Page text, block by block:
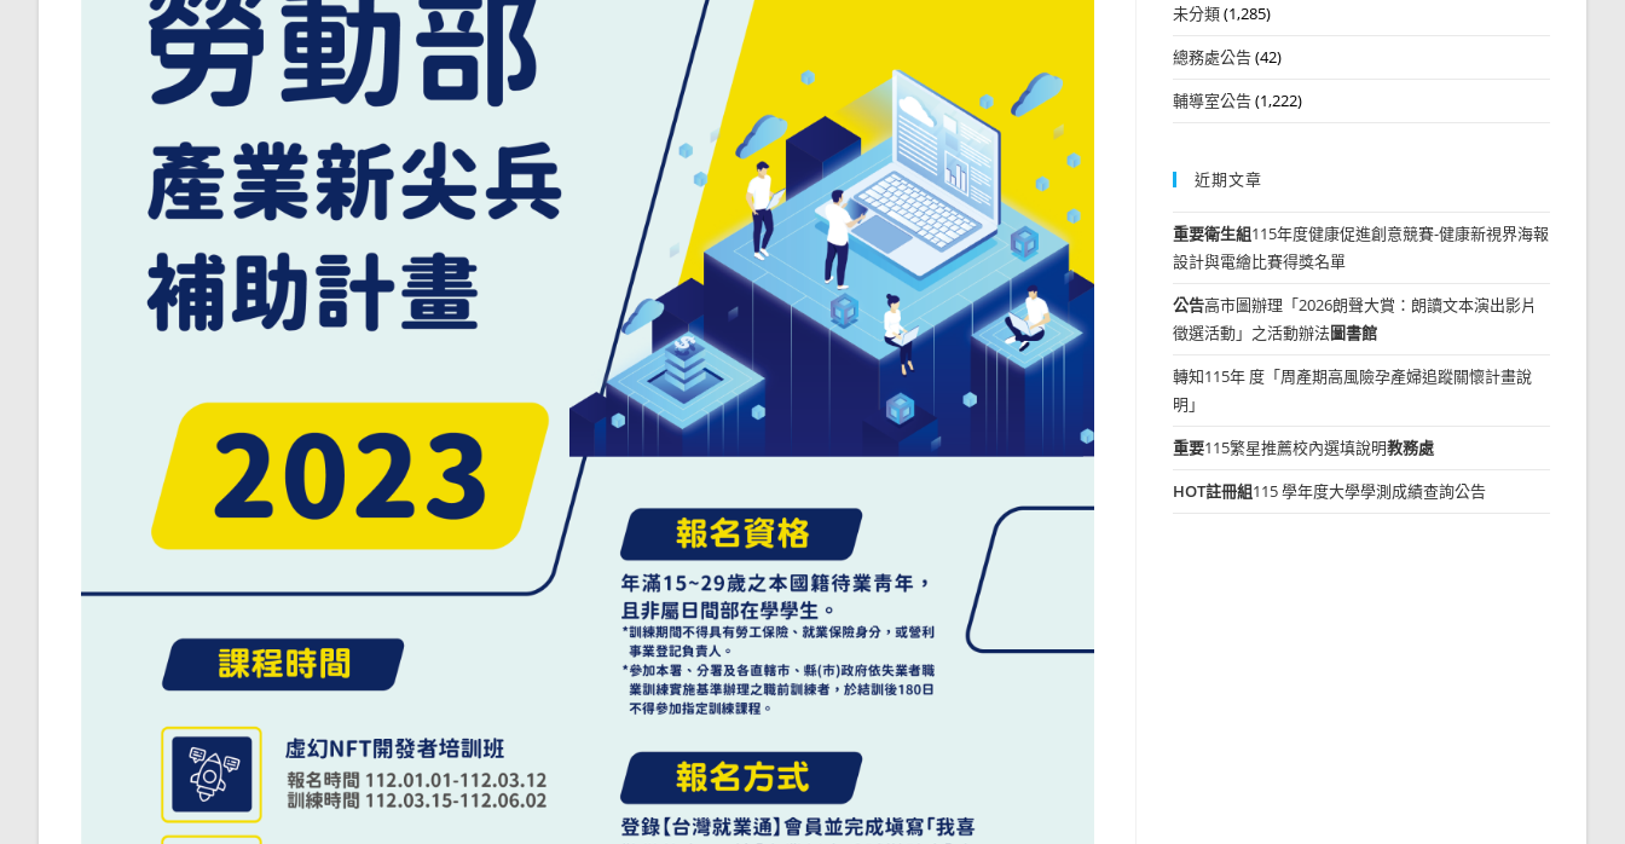
未分類(1,285)
總務處公告(42)
輔導室公告(1,222)
近期文章
重要衛生組115年度健康促進創意競賽-健康新視界海報
設計與電繪比賽得獎名單
公告高市圖辦理「2026朗聲大賞：朗讀文本演出影片
徵選活動」之活動辦法圖書館
轉知115年 度「周產期高風險孕產婦追蹤關懷計畫說
明」
重要115繁星推薦校內選填說明教務處
HOT註冊組115 學年度大學學測成績查詢公告